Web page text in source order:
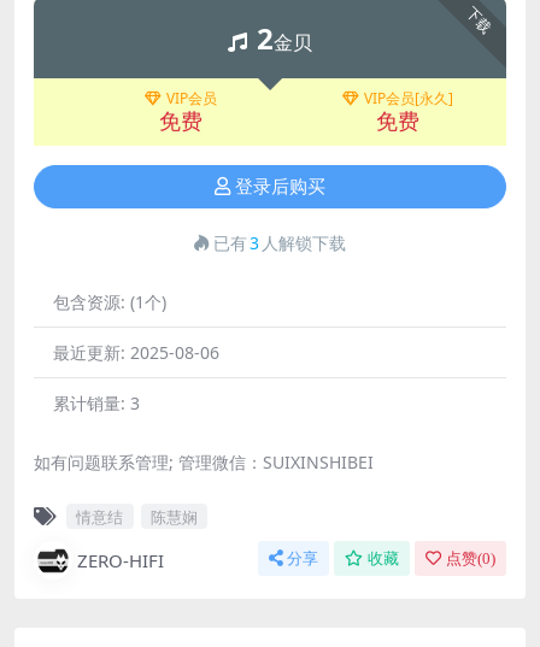
下载
2金贝
VIP会员
免费
VIP会员[永久]
免费
登录后购买
已有3 人解锁下载
包含资源: (1个)
最近更新: 2025-08-06
累计销量: 3
如有问题联系管理; 管理微信：SUIXINSHIBEI
情意结 陈慧娴
ZERO-HIFI 分享 收藏 点赞(0)